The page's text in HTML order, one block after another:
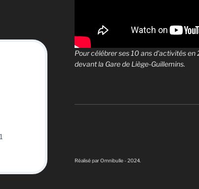
Pour célébrer ses 10 ans d'activités en
devant la Gare de Liège-Guillemins.
Réalisé par Omnibulle - 2024.